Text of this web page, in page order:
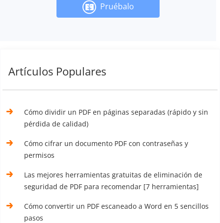
Pruébalo
Artículos Populares
Cómo dividir un PDF en páginas separadas (rápido y sin
pérdida de calidad)
Cómo cifrar un documento PDF con contraseñas y
permisos
Las mejores herramientas gratuitas de eliminación de
seguridad de PDF para recomendar [7 herramientas]
Cómo convertir un PDF escaneado a Word en 5 sencillos
pasos